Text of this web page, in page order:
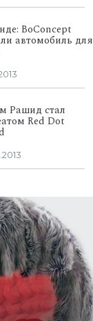
BoConcept
автомобиль для
Рашид стал
Red Dot